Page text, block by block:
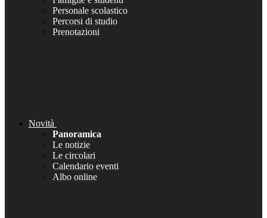
Personale scolastico
Percorsi di studio
Prenotazioni
Novità
Panoramica
Le notizie
Le circolari
Calendario eventi
Albo online